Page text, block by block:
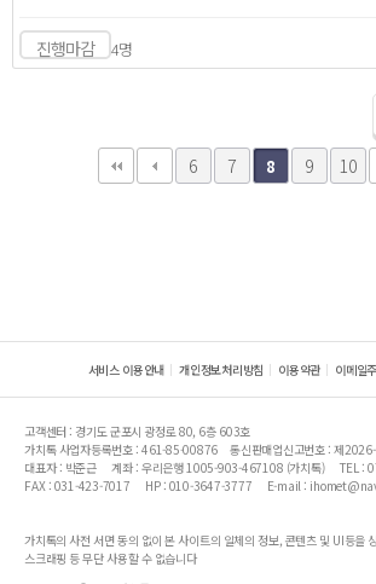
진행마감 4명
6 7 8 9 10
서비스 이용안내 개인정보처리방침 이용약관 이메일
고객센터 : 경기도 군포시 광정로 80, 6층 603호
가치톡 사업자등록번호 : 461-85-00876
통신판매업신고번호 : 제
대표자 : 박준근
계좌 : 우리은행 1005-903-467108 (가치톡)
TEL :
FAX : 031-423-7017
HP : 010-3647-3777 E-mail :
가치톡의 사전 서면 동의 없이 본 사이트의 일체의 정보, 콘텐츠 및 UI등을
스크래핑 등 무단 사용할 수 없습니다